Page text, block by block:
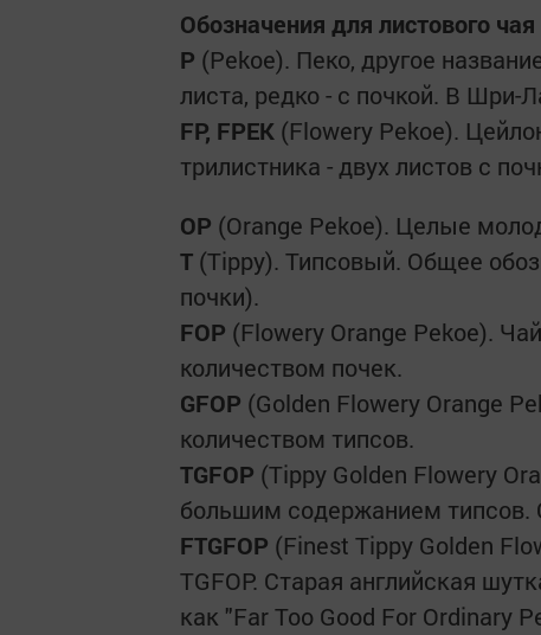
Обозначения для листового чая
P (Pekoe). Пеко, другое
листа, редко - с почкой. В Шри-
FP, FPEK (Flowery Pekoe).
трилистника - двух листов с
OP (Orange Pekoe). Целые
T (Tippy). Типсовый. Общее
почки).
FOP (Flowery Orange Pekoe).
количеством почек.
GFOP (Golden Flowery Orange
количеством типсов.
TGFOP (Tippy Golden Flowery
большим содержанием типсов.
FTGFOP (Finest Tippy Golden
TGFOP. Старая английская
как "Far Too Good For Ordinary